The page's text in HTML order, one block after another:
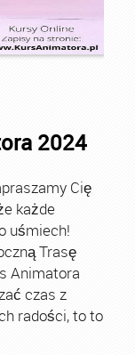
2024
Cię
każde
uśmiech!
Trasę
Animatora
czas z
radości, to to